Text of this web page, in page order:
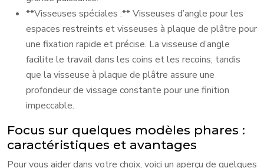
**Visseuses spéciales :** Visseuses d’angle pour les
espaces restreints et visseuses à plaque de plâtre pour
une fixation rapide et précise. La visseuse d’angle
facilite le travail dans les coins et les recoins, tandis
que la visseuse à plaque de plâtre assure une
profondeur de vissage constante pour une finition
impeccable.
Focus sur quelques modèles phares :
caractéristiques et avantages
Pour vous aider dans votre choix, voici un aperçu de quelques